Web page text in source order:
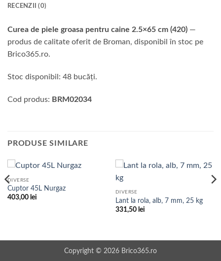
RECENZII (0)
Curea de piele groasa pentru caine 2.5×65 cm (420) —
produs de calitate oferit de Broman, disponibil în stoc pe
Brico365.ro.
Stoc disponibil: 48 bucăți.
Cod produs: BRM02034
PRODUSE SIMILARE
DIVERSE
Cuptor 45L Nurgaz
403,00 lei
DIVERSE
Lant la rola, alb, 7 mm, 25 kg
331,50 lei
Copyright © 2026 Brico365.ro